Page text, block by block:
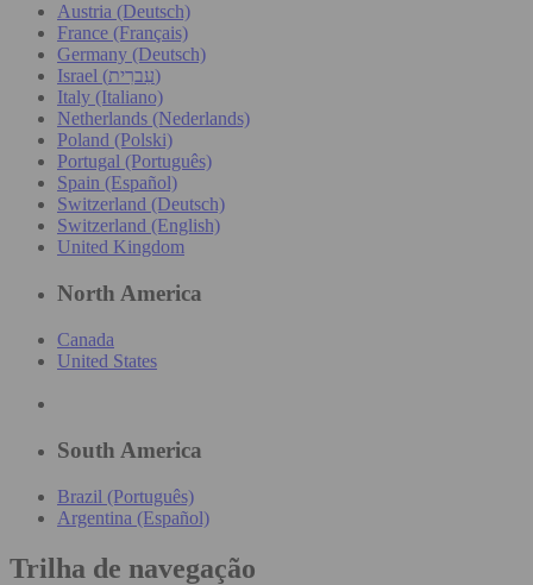
Austria (Deutsch)
France (Français)
Germany (Deutsch)
Israel (עִברִית)
Italy (Italiano)
Netherlands (Nederlands)
Poland (Polski)
Portugal (Português)
Spain (Español)
Switzerland (Deutsch)
Switzerland (English)
United Kingdom
North America
Canada
United States
South America
Brazil (Português)
Argentina (Español)
Trilha de navegação